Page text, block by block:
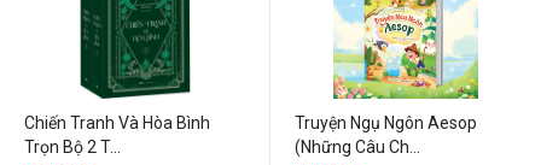
Chiến Tranh Và Hòa Bình
Trọn Bộ 2 T...
Truyện Ngụ Ngôn Aesop
(Những Câu Ch...